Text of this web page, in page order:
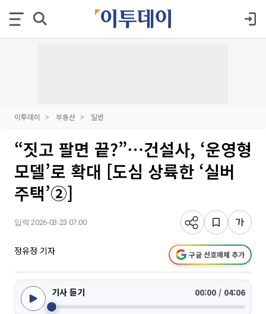
이투데이 부동산 일반
“짓고 팔면 끝?”⋯건설사, ‘운영형
모델’로 확대 [도심 상륙한 ‘실버
주택’②]
입력 2026-03-23 07:00
정유정 기자 구글 선호매체 추가
기사 듣기 00:00 / 04:06